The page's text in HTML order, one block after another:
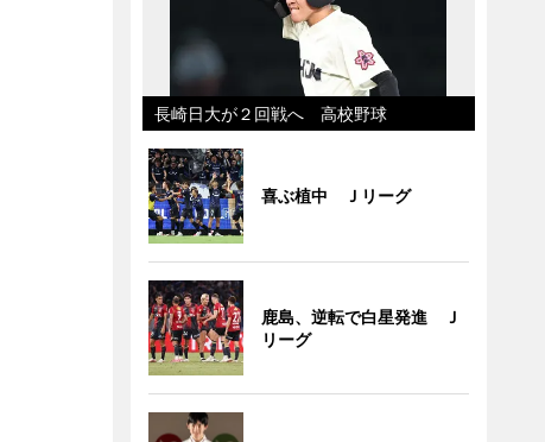
長崎日大が２回戦へ 高校野球
喜ぶ植中 Ｊリーグ
鹿島、逆転で白星発進 Ｊ
リーグ